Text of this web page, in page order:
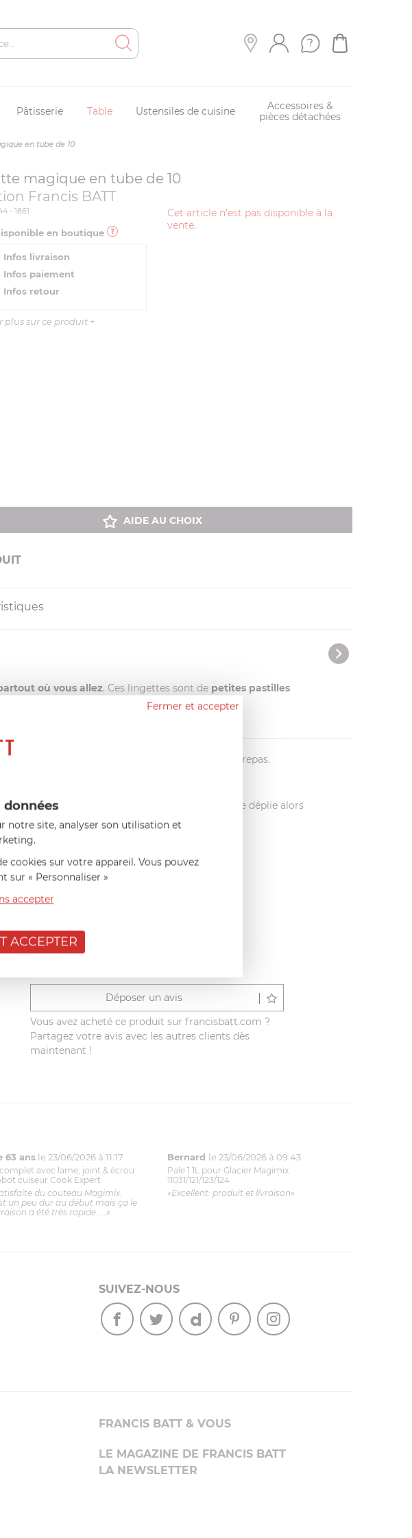
Pâtisserie Table Ustensiles de cuisine
Accessoires &
pièces détachées
en tube de 10
magique en tube de 10
Francis BATT
Cet article n'est pas disponible à la
vente.
- 1861
en boutique
Infos livraison
Infos paiement
Infos retour
plus sur ce produit +
AIDE AU CHOIX
où vous allez. Ces lingettes sont de petites pastilles
se nettoyer les mains avant ou après un repas.
et elle devient prête à l'emploi. Le matériau se déplie alors
Déposer un avis
Vous avez acheté ce produit sur francisbatt.com ?
Partagez votre avis avec les autres clients dès
maintenant !
63 ans le 23/06/2026 à 11:17
avec lame, joint & écrou
cuiseur Cook Expert
du couteau Magimix.
un peu dur au début mais ça le
a été très rapide. ...»
Bernard le 23/06/2026 à 09:43
Pale 1.1L pour Glacier Magimix
11031/121/123/124
«Excellent: produit et livraison»
SUIVEZ-NOUS
FRANCIS BATT & VOUS
LE MAGAZINE DE FRANCIS BATT
LA NEWSLETTER
Fermer et accepter
notre site, analyser son utilisation et
cookies sur votre appareil. Vous pouvez
sur « Personnaliser »
accepter
ACCEPTER